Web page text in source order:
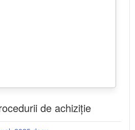
de achiziție